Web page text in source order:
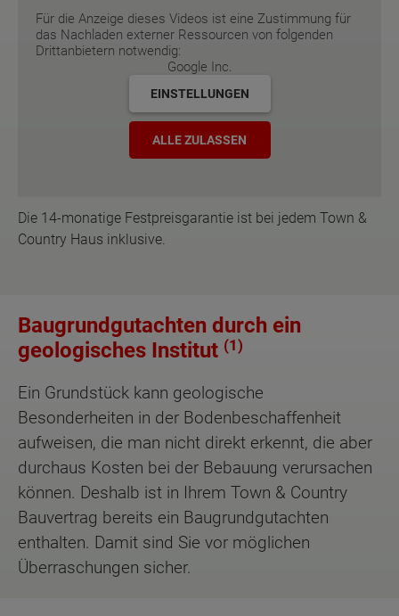
Für die Anzeige dieses Videos ist eine Zustimmung für
das Nachladen externer Ressourcen von folgenden
Drittanbietern notwendig:
Google Inc.
EINSTELLUNGEN
ALLE ZULASSEN
Die 14-monatige Festpreisgarantie ist bei jedem Town &
Country Haus inklusive.
Baugrundgutachten durch ein
geologisches Institut (1)
Ein Grundstück kann geologische
Besonderheiten in der Bodenbeschaffenheit
aufweisen, die man nicht direkt erkennt, die aber
durchaus Kosten bei der Bebauung verursachen
können. Deshalb ist in Ihrem Town & Country
Bauvertrag bereits ein Baugrundgutachten
enthalten. Damit sind Sie vor möglichen
Überraschungen sicher.